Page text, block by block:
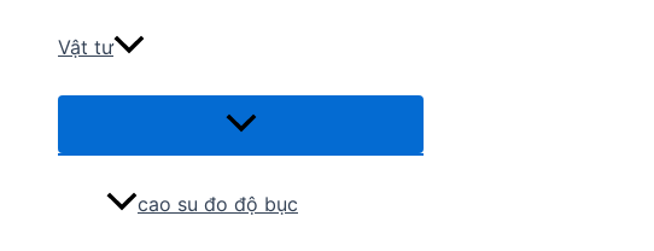
Vật tư
Menu
cao su đo độ bục